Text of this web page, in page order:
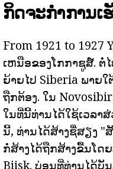
ກິດຈະກໍາການເ
From 1921 to 1927
ເຫນືອຂອງໂກກາຊູສ໌. ຕໍ່
ຍ້າຍໄປ Siberia ພາຍ
ຖືກຕ້ອງ. ໃນ
ໃນທີ່ນີ້ທ່ານໄດ້ໃຊ້ເວລາ
ນີ້, ທ່ານໄດ້ສ້າງຊື່ສຽງ "
ກໍ່ສ້າງໄດ້ຖືກສ້າງຂື້ນໂດ
Biisk. ບ່ອນທີ່ທ່ານໄດ້ບັ